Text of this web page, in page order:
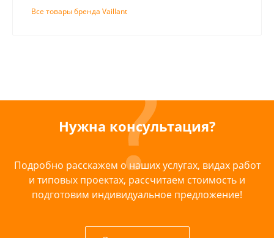
Все товары бренда Vaillant
Нужна консультация?
Подробно расскажем о наших услугах, видах работ
и типовых проектах, рассчитаем стоимость и
подготовим индивидуальное предложение!